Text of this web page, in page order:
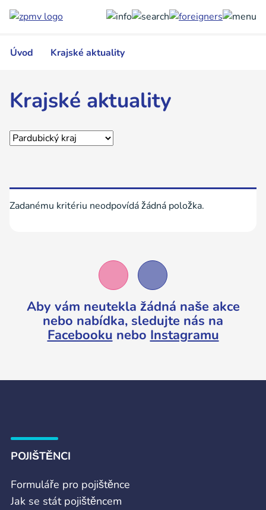
Přejít
obsahu
Úvod Krajské aktuality
Krajské aktuality
Zadanému kritériu neodpovídá žádná položka.
Aby vám neutekla žádná naše akce
nebo nabídka, sledujte nás na
Facebooku nebo Instagramu
POJIŠTĚNCI
Formuláře pro pojištěnce
Jak se stát pojištěncem